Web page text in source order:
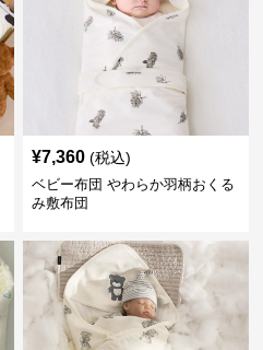
¥7,360 (税込)
ベビー布団 やわらか羽柄おくる
み敷布団